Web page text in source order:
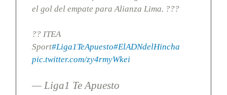
el gol del empate para Alianza Lima. ???
?? ITEA
Sport#Liga1TeApuesto#ElADNdelHincha
pic.twitter.com/zy4rmyWkei
— Liga1 Te Apuesto